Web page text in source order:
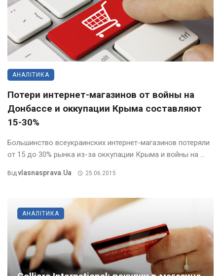
АНАЛІТИКА
Потери интернет-магазинов от войны на
Донбассе и оккупации Крыма составляют
15-30%
Большинство всеукраинских интернет-магазинов потеряли
от 15 до 30% рынка из-за оккупации Крыма и войны на ...
ВідVlasnasprava.ua 25.06.2015
АНАЛІТИКА